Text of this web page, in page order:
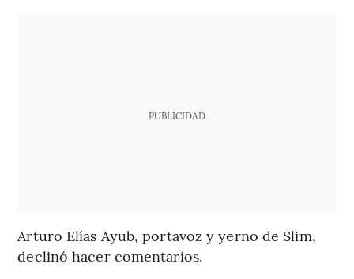
PUBLICIDAD
Arturo Elías Ayub, portavoz y yerno de Slim,
declinó hacer comentarios.